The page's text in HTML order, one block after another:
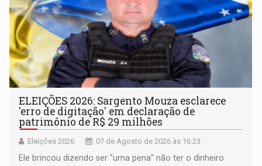
ELEIÇÕES 2026: Sargento Mouza esclarece
'erro de digitação' em declaração de
patrimônio de R$ 29 milhões
Eleições 2026 07 de Agosto de 2026 às 16:23
Ele brincou dizendo ser "uma pena" não ter o dinheiro